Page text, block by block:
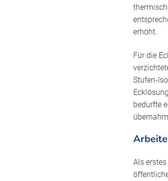
erhöht.
Für die
Stufen-
bedurfte
Als